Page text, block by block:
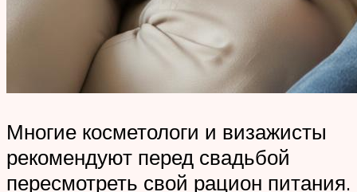
Многие косметологи и визажисты
рекомендуют перед свадьбой
пересмотреть свой рацион питания.